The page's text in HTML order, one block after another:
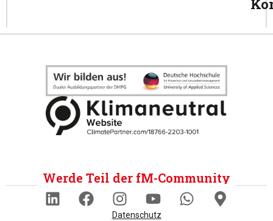
Werde Teil der fM-Community
Datenschutz